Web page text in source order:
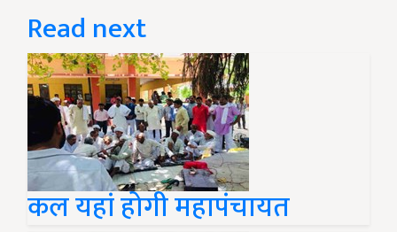
Read next
कल यहां होगी महापंचायत